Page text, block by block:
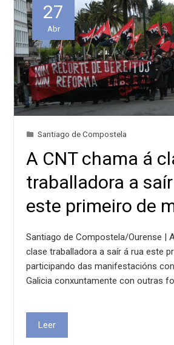
27
Abr
Santiago de Compostela
A CNT chama á
traballadora a
este primeiro de
Santiago de Compostela/Ourense |
clase traballadora a saír á rua este
participando das manifestacións
Galicia conxuntamente con outras
Leer